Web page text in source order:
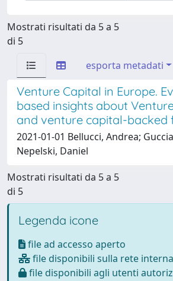
Mostrati risultati da 5 a 5
di 5
esporta metadati
Venture Capital in Europe.
based insights about
and venture capital-backed
2021-01-01 Bellucci, Andrea;
Nepelski, Daniel
Mostrati risultati da 5 a 5
di 5
Legenda icone
file ad accesso aperto
file disponibili sulla rete interna
file disponibili agli utenti